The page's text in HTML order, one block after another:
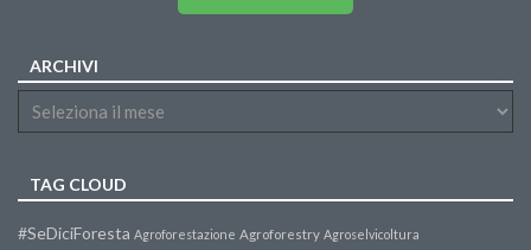
ARCHIVI
TAG CLOUD
#SeDiciForesta Agroforestazione Agroforestry Agroselvicoltura